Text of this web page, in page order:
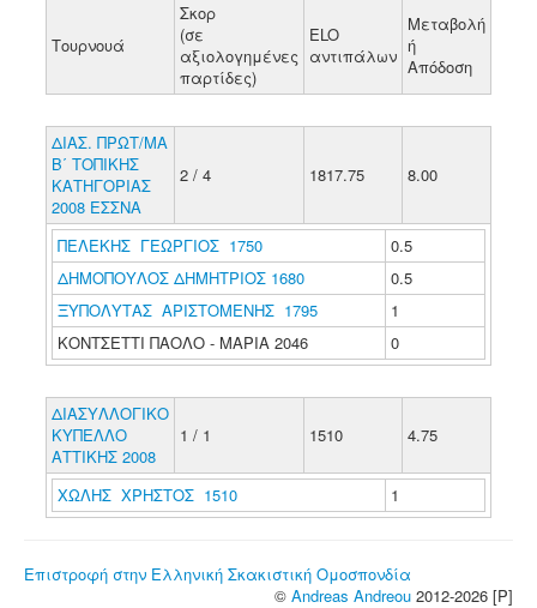
Τουρνουά
Σκορ
(σε
αξιολογημένες
παρτίδες)
ELO
αντιπάλων
Μεταβολή
ή
Απόδοση
ΔΙΑΣ. ΠΡΩΤ/ΜΑ
Β΄ ΤΟΠΙΚΗΣ
ΚΑΤΗΓΟΡΙΑΣ
2008 ΕΣΣΝΑ
2 / 4 1817.75 8.00
ΠΕΛΕΚΗΣ ΓΕΩΡΓΙΟΣ 1750
0.5
ΔΗΜΟΠΟΥΛΟΣ ΔΗΜΗΤΡΙΟΣ 1680
0.5
ΞΥΠΟΛΥΤΑΣ ΑΡΙΣΤΟΜΕΝΗΣ 1795
1
ΚΟΝΤΣΕΤΤΙ ΠΑΟΛΟ - ΜΑΡΙΑ 2046
0
ΔΙΑΣΥΛΛΟΓΙΚΟ
ΚΥΠΕΛΛΟ
ΑΤΤΙΚΗΣ 2008
1 / 1 1510 4.75
ΧΩΛΗΣ ΧΡΗΣΤΟΣ 1510 1
Επιστροφή στην Ελληνική Σκακιστική Ομοσπονδία
© Andreas Andreou 2012-2026 [P]